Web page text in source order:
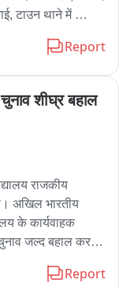
टाउन थाने में
की जानकारी, Report
शीघ्र बहाल
राजकीय
अखिल भारतीय
के कार्यवाहक
चुनाव जल्द बहाल करने
उनकी समस्याओं को
Report